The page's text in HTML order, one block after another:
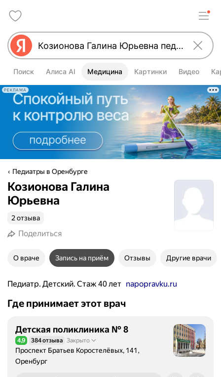
Поиск Алиса AI Медицина Картинки Видео
РЕКЛАМА
Педиатры в Оренбурге
Козионова Галина
Юрьевна
2 отзыва
Поделиться
О враче Запись на приём Отзывы Другие врачи
Педиатр. Детский. Стаж 40 лет napopravku.ru
Где принимает этот врач
Детская поликлиника № 8
Рейтинг 4,9 из 5
4,9 384 отзыва Закрыто
Проспект Братьев Коростелёвых, 141,
Оренбург